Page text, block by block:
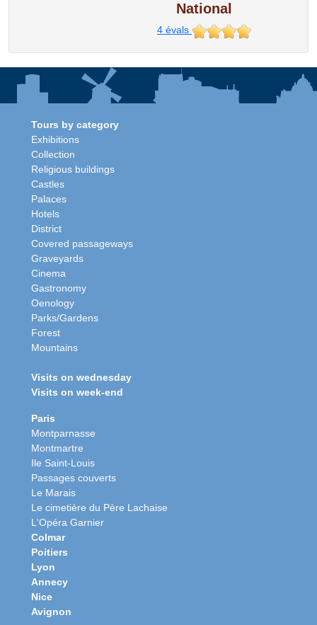
National
4évals
Tours by category
Exhibitions
Collection
Religious buildings
Castles
Palaces
Hotels
District
Covered passageways
Graveyards
Cinema
Gastronomy
Oenology
Parks/Gardens
Forest
Mountains
Visits on wednesday
Visits on week-end
Paris
Montparnasse
Montmartre
Ile Saint-Louis
Passages couverts
Le Marais
Le cimetière du Père Lachaise
L'Opéra Garnier
Colmar
Poitiers
Lyon
Annecy
Nice
Avignon